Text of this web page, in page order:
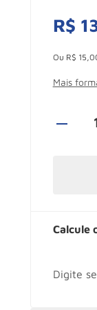
R$
Ou R$ 15
Mais
Calcule